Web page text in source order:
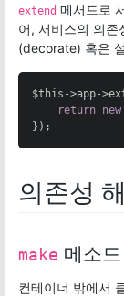
extend 메서드로
어, 서비스의 의존
(decorate) 혹은
$this->app-
return
new
});
의존성
make 메소드
컨테이너 밖에서